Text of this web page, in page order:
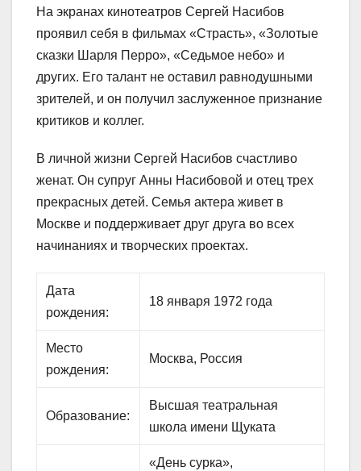
На экранах кинотеатров Сергей Насибов
проявил себя в фильмах «Страсть», «Золотые
сказки Шарля Перро», «Седьмое небо» и
других. Его талант не оставил равнодушными
зрителей, и он получил заслуженное признание
критиков и коллег.
В личной жизни Сергей Насибов счастливо
женат. Он супруг Анны Насибовой и отец трех
прекрасных детей. Семья актера живет в
Москве и поддерживает друг друга во всех
начинаниях и творческих проектах.
Дата
рождения:
18 января 1972 года
Место
рождения:
Москва, Россия
Образование:
Высшая театральная
школа имени Щуката
«День сурка»,